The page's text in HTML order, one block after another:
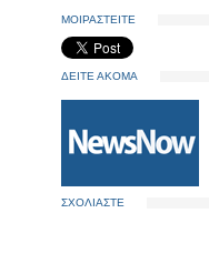
ΜΟΙΡΑΣΤΕΙΤΕ
ΔΕΙΤΕ ΑΚΟΜΑ
ΣΧΟΛΙΑΣΤΕ